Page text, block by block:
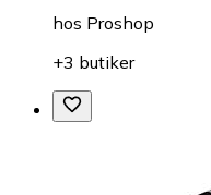
hos Proshop
+3 butiker